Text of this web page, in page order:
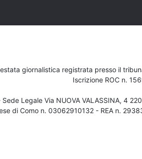
giornalistica registrata presso il
Iscrizione ROC n.
Sede Legale Via NUOVA VALASSINA, 4
di Como n. 03062910132 - REA n.